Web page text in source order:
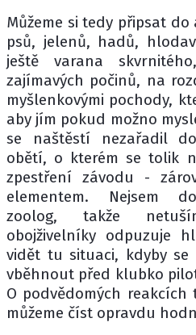
Můžeme si tedy připsat do
psů, jelenů, hadů,
ještě varana
zajímavých počinů, na
myšlenkovými pochody,
aby jím pokud možno
se naštěstí nezařadil
obětí, o kterém se tolik
zpestření závodu -
elementem. Nejsem
zoolog, takže
obojživelníky odpuzuje
vidět tu situaci, kdyby
vběhnout před klubko
O podvědomých
můžeme číst opravdu